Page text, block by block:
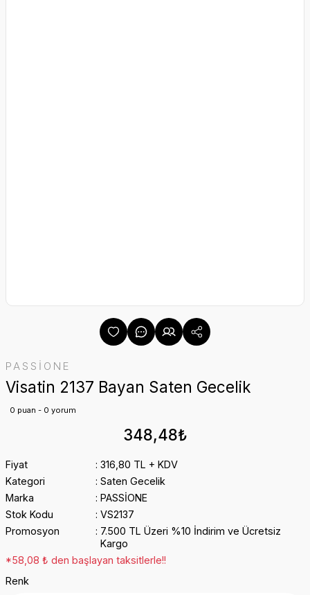
PASSİONE
Visatin 2137 Bayan Saten Gecelik
0 puan - 0 yorum
348,48₺
Fiyat
316,80 TL + KDV
Kategori
Saten Gecelik
Marka
PASSİONE
Stok Kodu
VS2137
Promosyon
7.500 TL Üzeri %10 İndirim ve Ücretsiz
Kargo
*58,08 ₺ den başlayan taksitlerle!!
Renk